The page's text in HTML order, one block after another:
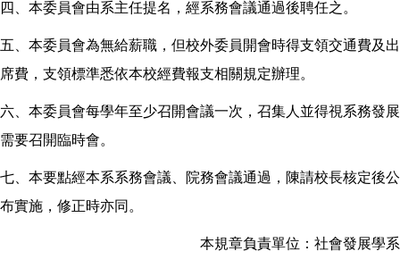
四、本委員會由系主任提名，經系務會議通過後聘任之。
五、本委員會為無給薪職，但校外委員開會時得支領交通費及出
席費，支領標準悉依本校經費報支相關規定辦理。
六、本委員會每學年至少召開會議一次，召集人並得視系務發展
需要召開臨時會。
七、本要點經本系系務會議、院務會議通過，陳請校長核定後公
布實施，修正時亦同。
本規章負責單位：社會發展學系